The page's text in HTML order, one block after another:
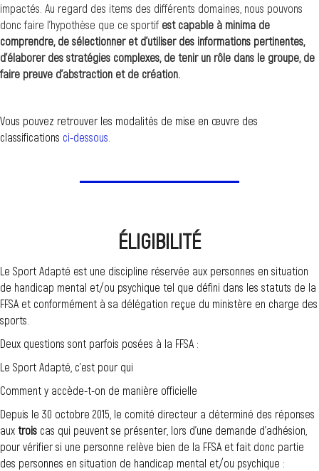
impactés. Au regard des items des différents domaines, nous pouvons
donc faire l’hypothèse que ce sportif est capable à minima de
comprendre, de sélectionner et d’utiliser des informations pertinentes,
d’élaborer des stratégies complexes, de tenir un rôle dans le groupe, de
faire preuve d’abstraction et de création.
Vous pouvez retrouver les modalités de mise en œuvre des
classifications ci-dessous.
ÉLIGIBILITÉ
Le Sport Adapté est une discipline réservée aux personnes en situation
de handicap mental et/ou psychique tel que défini dans les statuts de la
FFSA et conformément à sa délégation reçue du ministère en charge des
sports.
Deux questions sont parfois posées à la FFSA :
Le Sport Adapté, c’est pour qui
Comment y accède-t-on de manière officielle
Depuis le 30 octobre 2015, le comité directeur a déterminé des réponses
aux trois cas qui peuvent se présenter, lors d’une demande d’adhésion,
pour vérifier si une personne relève bien de la FFSA et fait donc partie
des personnes en situation de handicap mental et/ou psychique :